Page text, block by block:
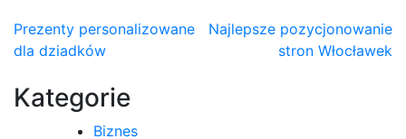
Nawigacja
wpisu
Prezenty personalizowane
dla dziadków
Najlepsze pozycjonowanie
stron Włocławek
Kategorie
Biznes